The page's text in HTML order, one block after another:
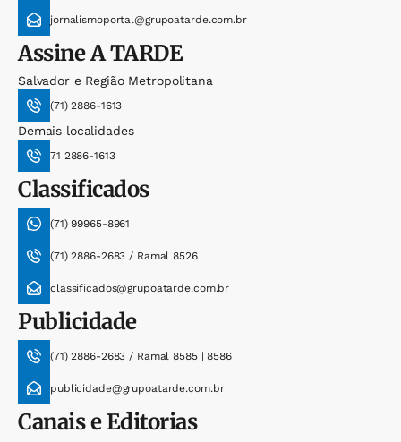
jornalismoportal@grupoatarde.com.br
AssineA TARDE
Salvador e Região Metropolitana
(71) 2886-1613
Demais localidades
71 2886-1613
Classificados
(71) 99965-8961
(71) 2886-2683 / Ramal 8526
classificados@grupoatarde.com.br
Publicidade
(71) 2886-2683 / Ramal 8585 | 8586
publicidade@grupoatarde.com.br
Canais e Editorias